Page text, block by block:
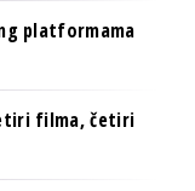
platformama
filma, četiri